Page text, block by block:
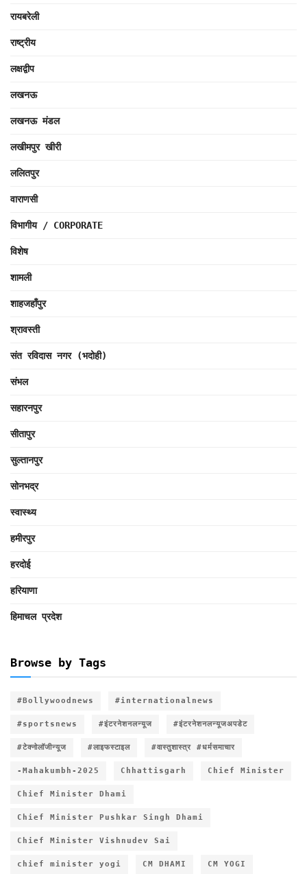
रायबरेली
राष्ट्रीय
लक्षद्वीप
लखनऊ
लखनऊ मंडल
लखीमपुर खीरी
ललितपुर
वाराणसी
विभागीय / CORPORATE
विशेष
शामली
शाहजहाँपुर
श्रावस्ती
संत रविदास नगर (भदोही)
संभल
सहारनपुर
सीतापुर
सुल्तानपुर
सोनभद्र
स्वास्थ्य
हमीरपुर
हरदोई
हरियाणा
हिमाचल प्रदेश
Browse by Tags
#Bollywoodnews #internationalnews
#sportsnews #इंटरनेशनलन्यूज #इंटरनेशनलन्यूजअपडेट
#टेक्नोलॉजीन्यूज #लाइफस्टाइल #वास्तुशास्त्र #धर्मसमाचार
-Mahakumbh-2025 Chhattisgarh Chief Minister
Chief Minister Dhami
Chief Minister Pushkar Singh Dhami
Chief Minister Vishnudev Sai
chief minister yogi CM DHAMI CM YOGI